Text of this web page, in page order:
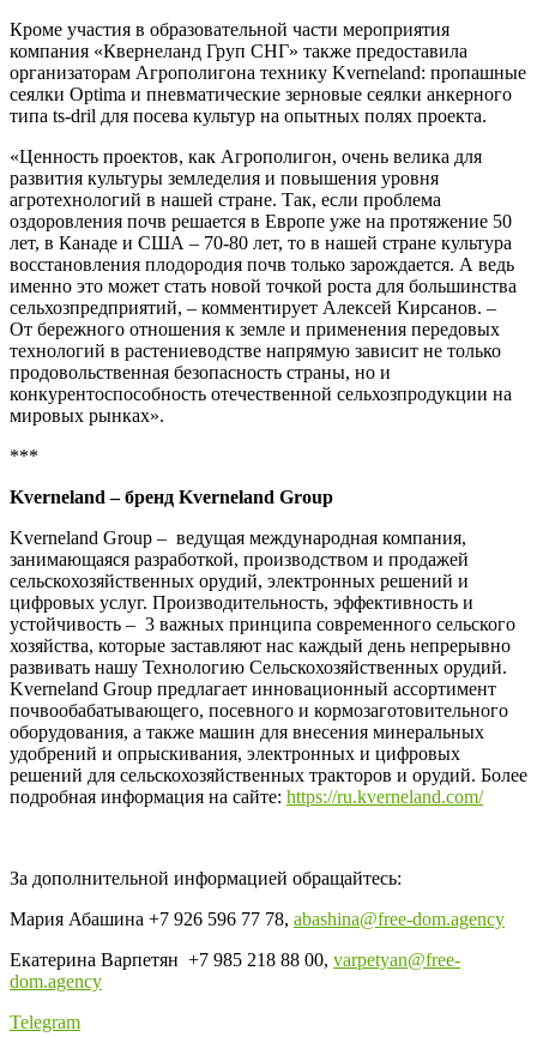
Кроме участия в образовательной части мероприятия
компания «Квернеланд Груп СНГ» также предоставила
организаторам Агрополигона технику Kverneland: пропашные
сеялки Optima и пневматические зерновые сеялки анкерного
типа ts-dril для посева культур на опытных полях проекта.
«Ценность проектов, как Агрополигон, очень велика для
развития культуры земледелия и повышения уровня
агротехнологий в нашей стране. Так, если проблема
оздоровления почв решается в Европе уже на протяжение 50
лет, в Канаде и США – 70-80 лет, то в нашей стране культура
восстановления плодородия почв только зарождается. А ведь
именно это может стать новой точкой роста для большинства
сельхозпредприятий, – комментирует Алексей Кирсанов. –
От бережного отношения к земле и применения передовых
технологий в растениеводстве напрямую зависит не только
продовольственная безопасность страны, но и
конкурентоспособность отечественной сельхозпродукции на
мировых рынках».
***
Kverneland – бренд Kverneland Group
Kverneland Group – ведущая международная компания,
занимающаяся разработкой, производством и продажей
сельскохозяйственных орудий, электронных решений и
цифровых услуг. Производительность, эффективность и
устойчивость – 3 важных принципа современного сельского
хозяйства, которые заставляют нас каждый день непрерывно
развивать нашу Технологию Сельскохозяйственных орудий.
Kverneland Group предлагает инновационный ассортимент
почвообабатывающего, посевного и кормозаготовительного
оборудования, а также машин для внесения минеральных
удобрений и опрыскивания, электронных и цифровых
решений для сельскохозяйственных тракторов и орудий. Более
подробная информация на сайте: https://ru.kverneland.com/
За дополнительной информацией обращайтесь:
Мария Абашина +7 926 596 77 78, abashina@free-dom.agency
Екатерина Варпетян +7 985 218 88 00, varpetyan@free-
dom.agency
Telegram